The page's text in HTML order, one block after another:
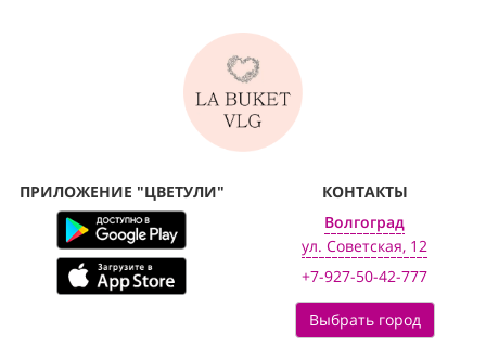
ПРИЛОЖЕНИЕ "ЦВЕТУЛИ"
КОНТАКТЫ
Волгоград
ул. Советская, 12
+7-927-50-42-777
Выбрать город